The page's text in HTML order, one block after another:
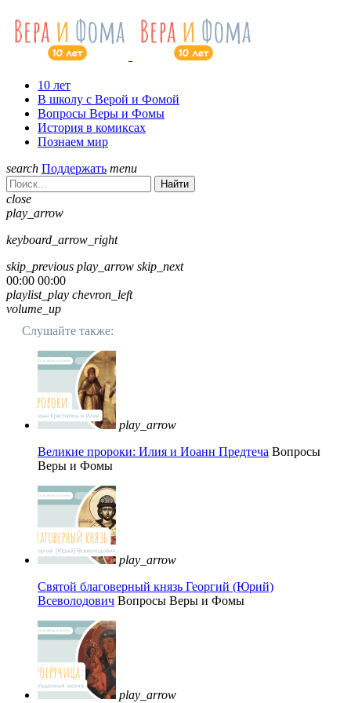
10 лет
В школу с Верой и Фомой
Вопросы Веры и Фомы
История в комиксах
Познаем мир
search Поддержать menu
Найти
close
play_arrow
keyboard_arrow_right
skip_previous play_arrow skip_next
00:00 00:00
playlist_play chevron_left
volume_up
Слушайте также:
play_arrow
Великие пророки: Илия и Иоанн Предтеча Вопросы
Веры и Фомы
play_arrow
Святой благоверный князь Георгий (Юрий)
Всеволодович Вопросы Веры и Фомы
play_arrow